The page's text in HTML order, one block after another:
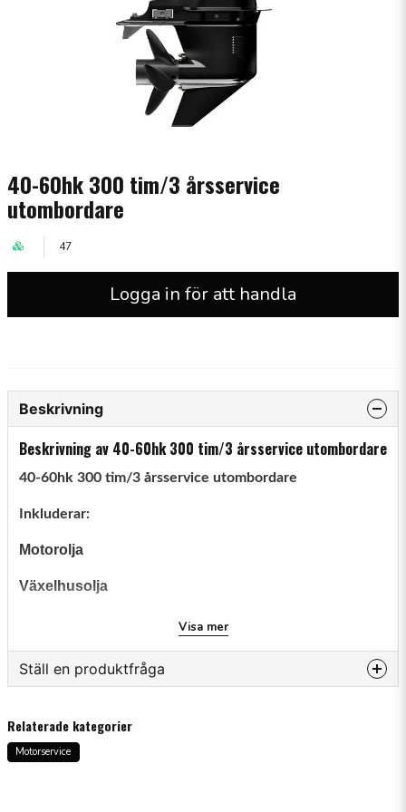
40-60hk 300 tim/3 årsservice
utombordare
47
Logga in för att handla
Beskrivning
Beskrivning av 40-60hk 300 tim/3 årsservice utombordare
40-60hk 300 tim/3 årsservice utombordare
Inkluderar:
Motorolja
Växelhusolja
Bränslefilter lågtryck
Termostat
Termostatpackning
Visa mer
Ställ en produktfråga
Fråga oss något om denna produkten...
Relaterade kategorier
Motorservice